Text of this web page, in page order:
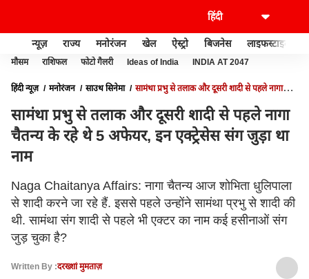
न्यूज़ राज्य मनोरंजन खेल ऐस्ट्रो बिजनेस लाइफस्टाइल
मौसम राशिफल फोटो गैलरी Ideas of India INDIA AT 2047
हिंदी न्यूज़ मनोरंजन साउथ सिनेमा
सामंथा प्रभु से तलाक और दूसरी शादी से पहले नागा
सामंथा प्रभु से तलाक और दूसरी शादी से पहले नागा
चैतन्य के रहे थे 5 अफेयर, इन एक्ट्रेसेस संग जुड़ा था
नाम
Naga Chaitanya Affairs: नागा चैतन्य आज शोभिता धुलिपाला
से शादी करने जा रहे हैं. इससे पहले उन्होंने सामंथा प्रभु से शादी की
थी. सामंथा संग शादी से पहले भी एक्टर का नाम कई हसीनाओं संग
जुड़ चुका है?
Written By :दरख्शां मुमताज़